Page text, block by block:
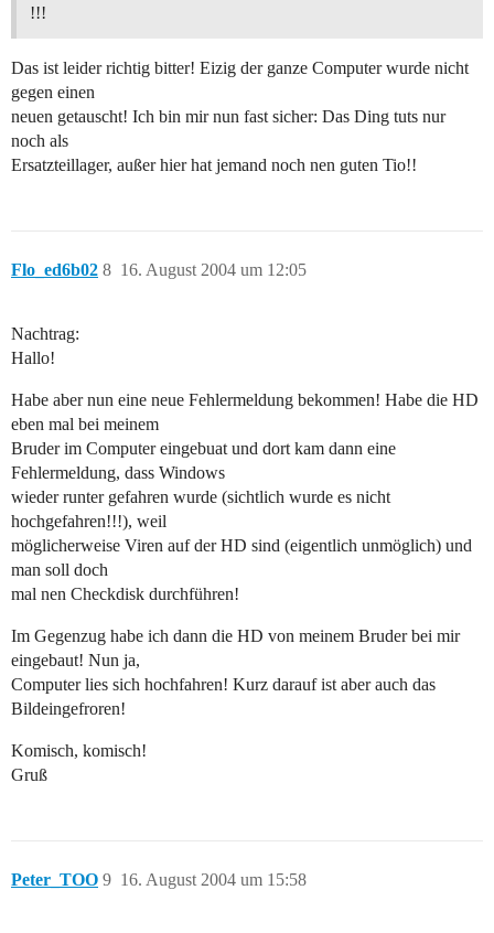
!!!
Das ist leider richtig bitter! Eizig der ganze Computer wurde nicht
gegen einen
neuen getauscht! Ich bin mir nun fast sicher: Das Ding tuts nur
noch als
Ersatzteillager, außer hier hat jemand noch nen guten Tio!!
Flo_ed6b02 16. August 2004 um 12:05
8
Nachtrag:
Hallo!
Habe aber nun eine neue Fehlermeldung bekommen! Habe die HD
eben mal bei meinem
Bruder im Computer eingebuat und dort kam dann eine
Fehlermeldung, dass Windows
wieder runter gefahren wurde (sichtlich wurde es nicht
hochgefahren!!!), weil
möglicherweise Viren auf der HD sind (eigentlich unmöglich) und
man soll doch
mal nen Checkdisk durchführen!
Im Gegenzug habe ich dann die HD von meinem Bruder bei mir
eingebaut! Nun ja,
Computer lies sich hochfahren! Kurz darauf ist aber auch das
Bildeingefroren!
Komisch, komisch!
Gruß
Peter_TOO 16. August 2004 um 15:58
9